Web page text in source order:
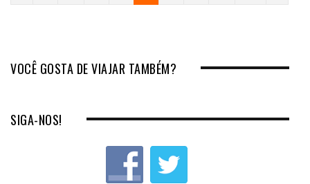
v
o
t
VOCÊ GOSTA DE VIAJAR TAMBÉM?
SIGA-NOS!